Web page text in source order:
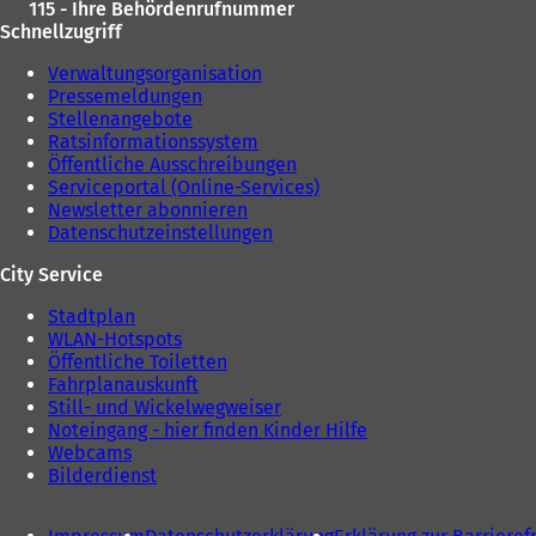
115 - Ihre Behördenrufnummer
Schnellzugriff
Verwaltungsorganisation
Pressemeldungen
Stellenangebote
Ratsinformationssystem
Öffentliche Ausschreibungen
Serviceportal (Online-Services)
Newsletter abonnieren
Datenschutzeinstellungen
City Service
Stadtplan
WLAN-Hotspots
Öffentliche Toiletten
Fahrplanauskunft
Still- und Wickelwegweiser
Noteingang - hier finden Kinder Hilfe
Webcams
Bilderdienst